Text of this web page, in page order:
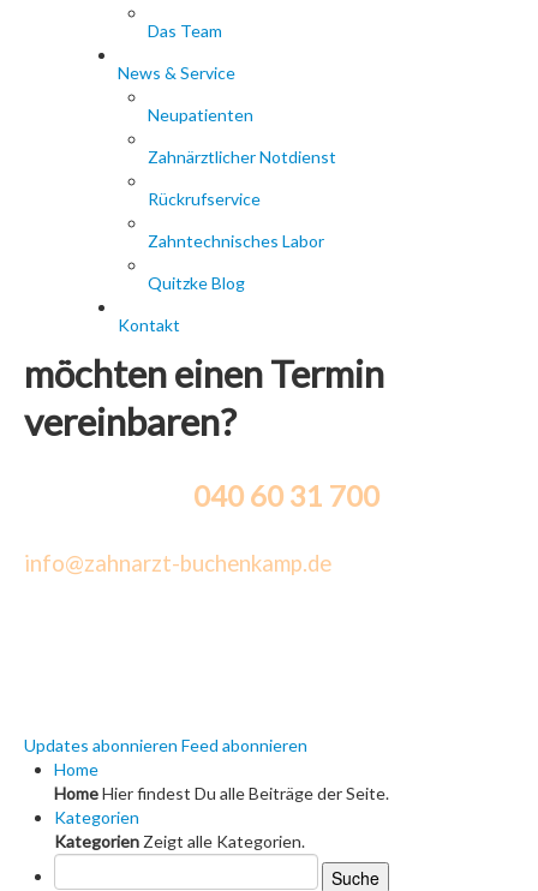
Das Team
News & Service
Neupatienten
Zahnärztlicher Notdienst
Rückrufservice
Zahntechnisches Labor
Quitzke Blog
Kontakt
möchten einen Termin
vereinbaren?
040 60 31 700
info@zahnarzt-buchenkamp.de
Updates abonnieren Feed abonnieren
Home
HomeHier findest Du alle Beiträge der Seite.
Kategorien
Kategorien Zeigt alle Kategorien.
Suche